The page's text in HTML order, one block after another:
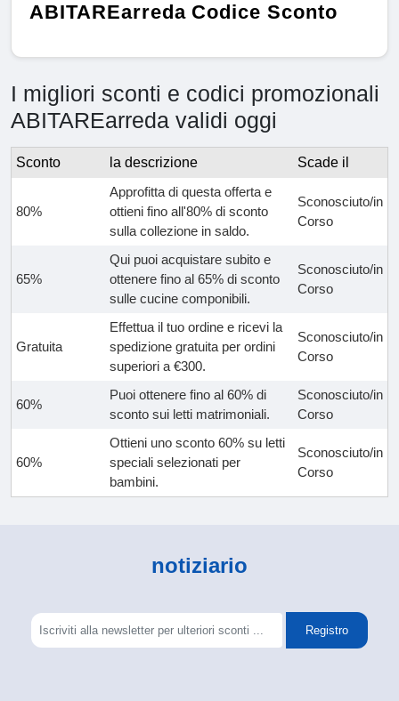
ABITAREarreda Codice Sconto
I migliori sconti e codici promozionali
ABITAREarreda validi oggi
Sconto la descrizione Scade il
80%
Approfitta di questa offerta e
ottieni fino all'80% di sconto
sulla collezione in saldo.
Sconosciuto/in
Corso
65%
Qui puoi acquistare subito e
ottenere fino al 65% di sconto
sulle cucine componibili.
Sconosciuto/in
Corso
Gratuita
Effettua il tuo ordine e ricevi la
spedizione gratuita per ordini
superiori a €300.
Sconosciuto/in
Corso
60%
Puoi ottenere fino al 60% di
sconto sui letti matrimoniali.
Sconosciuto/in
Corso
60%
Ottieni uno sconto 60% su letti
speciali selezionati per
bambini.
Sconosciuto/in
Corso
notiziario
Registro